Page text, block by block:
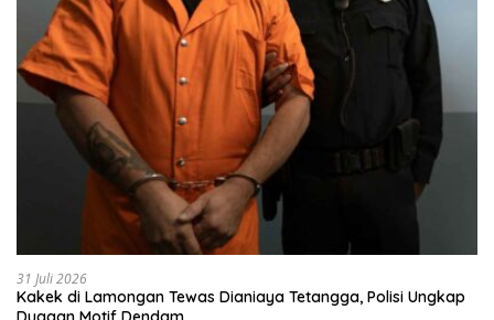
31 Juli 2026
Kakek di Lamongan Tewas Dianiaya Tetangga, Polisi Ungkap